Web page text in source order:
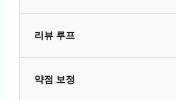
리뷰 루프
약점 보정